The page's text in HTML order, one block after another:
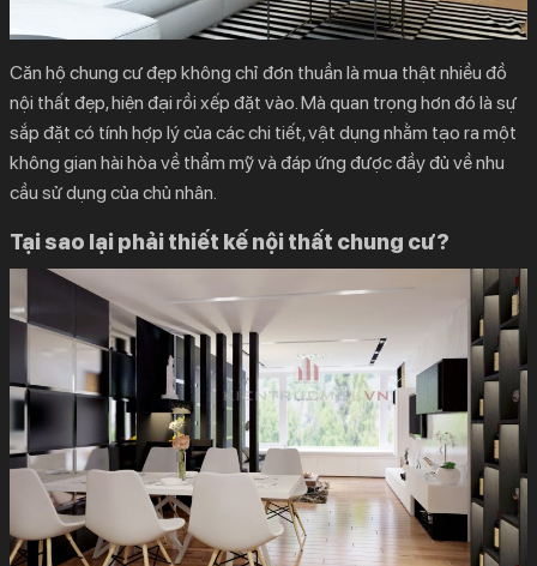
Căn hộ chung cư đẹp không chỉ đơn thuần là mua thật nhiều đồ
nội thất đẹp, hiện đại rồi xếp đặt vào. Mà quan trọng hơn đó là sự
sắp đặt có tính hợp lý của các chi tiết, vật dụng nhằm tạo ra một
không gian hài hòa về thẩm mỹ và đáp ứng được đầy đủ về nhu
cầu sử dụng của chủ nhân.
Tại sao lại phải thiết kế nội thất chung cư?